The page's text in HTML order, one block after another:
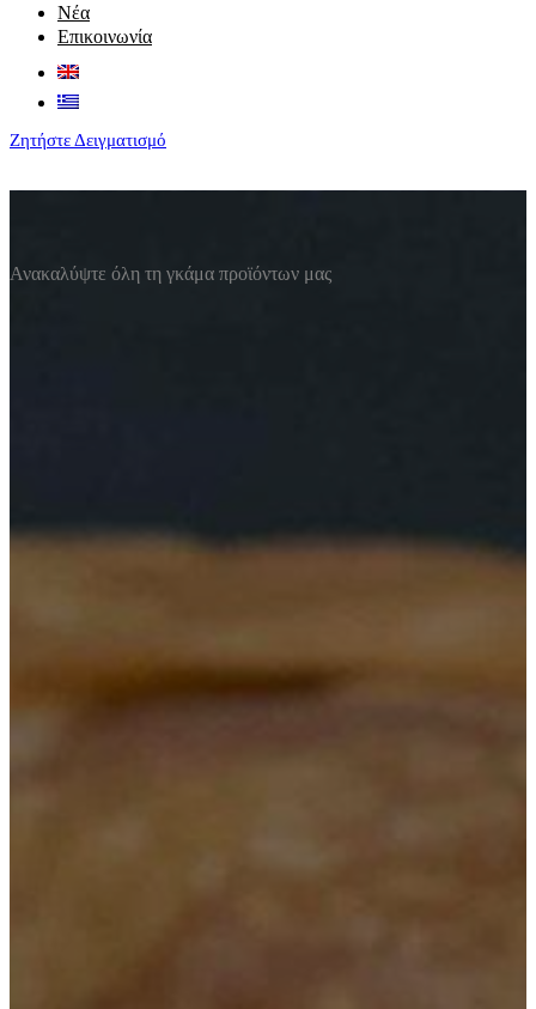
Νέα
Επικοινωνία
Ζητήστε Δειγματισμό
Ανακαλύψτε όλη τη γκάμα προϊόντων μας